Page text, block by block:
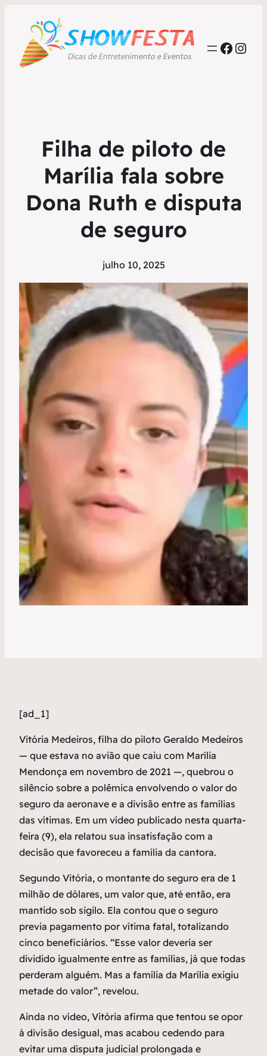
Filha de piloto de
Marília fala sobre
Dona Ruth e disputa
de seguro
julho 10, 2025
[ad_1]
Vitória Medeiros, filha do piloto Geraldo Medeiros
— que estava no avião que caiu com Marília
Mendonça em novembro de 2021 —, quebrou o
silêncio sobre a polêmica envolvendo o valor do
seguro da aeronave e a divisão entre as famílias
das vítimas. Em um vídeo publicado nesta quarta-
feira (9), ela relatou sua insatisfação com a
decisão que favoreceu a família da cantora.
Segundo Vitória, o montante do seguro era de 1
milhão de dólares, um valor que, até então, era
mantido sob sigilo. Ela contou que o seguro
previa pagamento por vítima fatal, totalizando
cinco beneficiários. “Esse valor deveria ser
dividido igualmente entre as famílias, já que todas
perderam alguém. Mas a família da Marília exigiu
metade do valor”, revelou.
Ainda no vídeo, Vitória afirma que tentou se opor
à divisão desigual, mas acabou cedendo para
evitar uma disputa judicial prolongada e